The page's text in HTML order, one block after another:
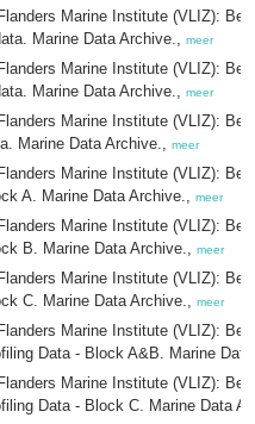
Marine Institute (VLIZ):
Marine Data Archive., meer
Marine Institute (VLIZ):
Marine Data Archive., meer
Marine Institute (VLIZ):
Marine Data Archive., meer
Marine Institute (VLIZ):
A. Marine Data Archive., meer
Marine Institute (VLIZ):
B. Marine Data Archive., meer
Marine Institute (VLIZ):
C. Marine Data Archive., meer
Marine Institute (VLIZ):
Data - Block A&B. Marine
Marine Institute (VLIZ):
Data - Block C. Marine Data